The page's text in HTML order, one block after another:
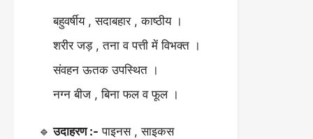
बहुवर्षीय , सदाबहार , काष्ठीय ।
शरीर जड़ , तना व पत्ती में विभक्त ।
संवहन ऊतक उपस्थित ।
नग्न बीज , बिना फल व फूल ।
🔹 उदाहरण :- पाइनस , साइकस